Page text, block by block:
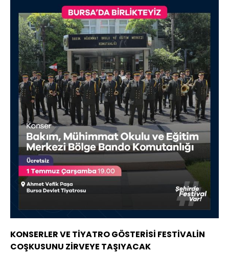
KONSERLER VE TİYATRO GÖSTERİSİ FESTİVALİN
COŞKUSUNU ZİRVEYE TAŞIYACAK